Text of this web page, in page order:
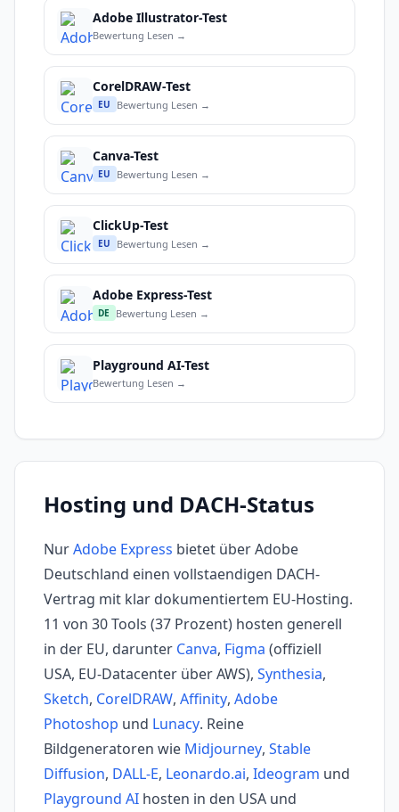
Adobe Illustrator-Test
Bewertung Lesen →
CorelDRAW-Test
EU Bewertung Lesen →
Canva-Test
EU Bewertung Lesen →
ClickUp-Test
EU Bewertung Lesen →
Adobe Express-Test
DE Bewertung Lesen →
Playground AI-Test
Bewertung Lesen →
Hosting und DACH-Status
NurAdobe Express bietet über Adobe
Deutschland einen vollstaendigen DACH-
Vertrag mit klar dokumentiertem EU-Hosting.
11 von 30 Tools (37 Prozent) hosten generell
in der EU, darunter Canva, Figma (offiziell
USA, EU-Datacenter über AWS), Synthesia,
Sketch, CorelDRAW, Affinity, Adobe
Photoshop und Lunacy. Reine
Bildgeneratoren wie Midjourney, Stable
Diffusion, DALL-E, Leonardo.ai, Ideogram und
Playground AI hosten in den USA und